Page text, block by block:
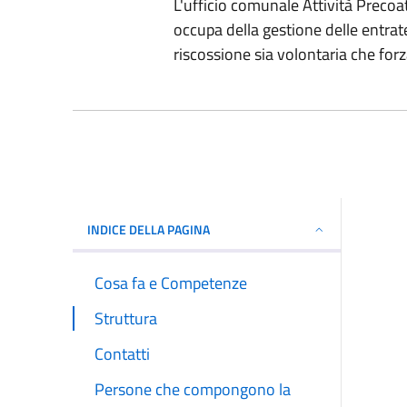
L'ufficio comunale Attività
occupa della gestione delle
riscossione sia volontaria che
INDICE DELLA PAGINA
Cosa fa e Competenze
Struttura
Contatti
Persone che compongono la